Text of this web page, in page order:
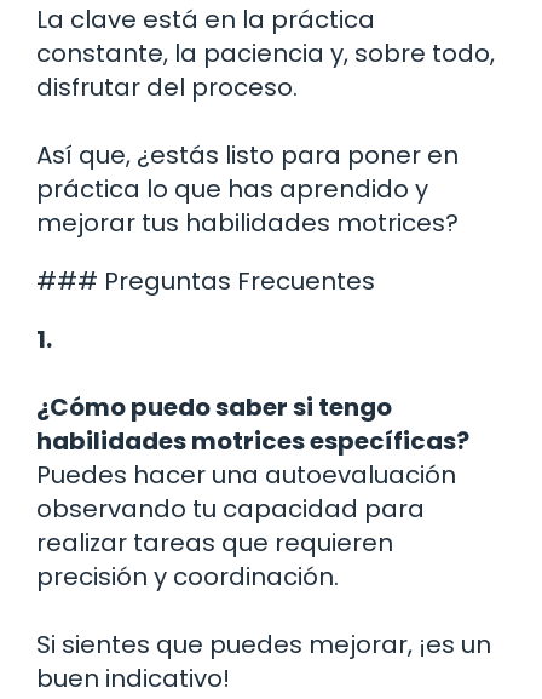
La clave está en la práctica
constante, la paciencia y, sobre todo,
disfrutar del proceso.
Así que, ¿estás listo para poner en
práctica lo que has aprendido y
mejorar tus habilidades motrices?
### Preguntas Frecuentes
1.
¿Cómo puedo saber si tengo
habilidades motrices específicas?
Puedes hacer una autoevaluación
observando tu capacidad para
realizar tareas que requieren
precisión y coordinación.
Si sientes que puedes mejorar, ¡es un
buen indicativo!